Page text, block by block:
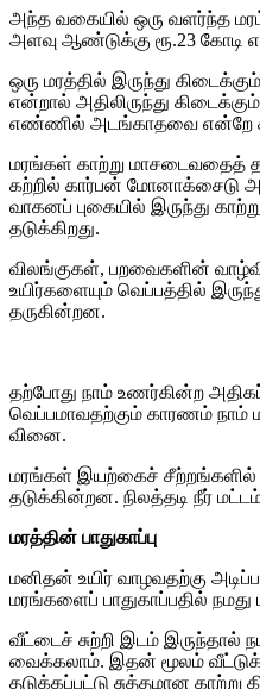
அந்த வகையில் ஒரு வளர்ந்த
அளவு ஆண்டுக்கு ரூ.23
ஒரு மரத்தில் இருந்து
என்றால் அதிலிருந்து
எண்ணில் அடங்காதவை என்றே
மரங்கள் காற்று மாசடைவதைத்
கற்றில் கார்பன் மோனாக்சைடு
வாகனப் புகையில் இருந்து
தடுக்கிறது.
விலங்குகள், பறவைகளின்
உயிர்களையும் வெப்பத்தில்
தருகின்றன.
தற்போது நாம் உணர்கின்ற
வெப்பமாவதற்கும் காரணம்
வினை.
மரங்கள் இயற்கைச் சீற்றங்களில்
தடுக்கின்றன. நிலத்தடி நீர்
மரத்தின் பாதுகாப்பு
மனிதன் உயிர் வாழவதற்கு
மரங்களைப் பாதுகாப்பதில்
வீட்டைச் சுற்றி இடம் இருந்தால்
வைக்கலாம். இதன் மூலம்
தடுக்கப்பட்டு சுத்தமான காற்று